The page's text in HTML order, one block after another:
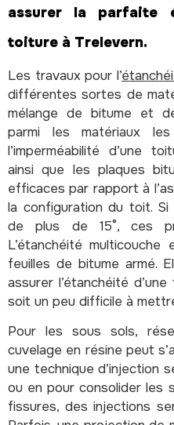
assurer la parfaite
toiture à Trelevern.
Les travaux pour l’
différentes sortes de
mélange de bitume et
parmi les matériaux
l’imperméabilité d’une
ainsi que les plaques
efficaces par rapport à
la configuration du toit.
de plus de 15°, ces
L’étanchéité
feuilles de bitume armé.
assurer l’étanchéité
soit un peu difficile à
Pour les sous sols,
cuvelage en résine peut
une technique d’injection
ou en pour consolider les
fissures, des injections